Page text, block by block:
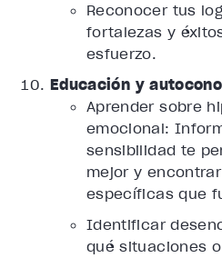
Reconocer tus
fortalezas y
esfuerzo.
Educación y
Aprender sobre
emocional:
sensibilidad te
mejor y
específicas que
Identificar
qué situaciones